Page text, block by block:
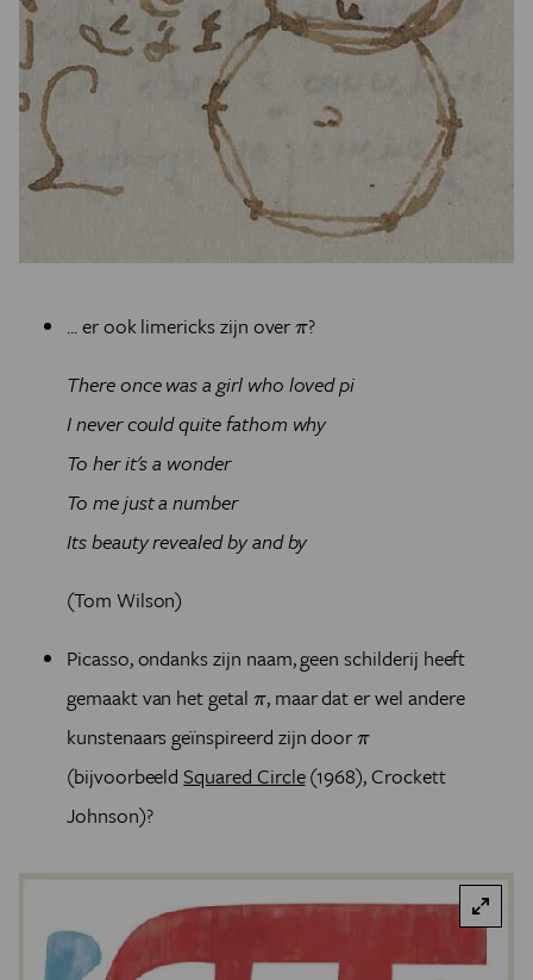
... er ook limericks zijn overπ
π?
There once was a girl who loved pi
I never could quite fathom why
To her it's a wonder
To me just a number
Its beauty revealed by and by
(Tom Wilson)
Picasso, ondanks zijn naam, geen schilderij heeft
gemaakt van het getal π
π, maar dat er wel andere
kunstenaars geïnspireerd zijn doorπ
π
(bijvoorbeeldSquared Circle(1968), Crockett
Johnson)?